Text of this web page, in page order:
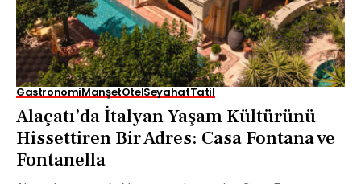
GastronomiManşetOtelSeyahatTatil
Alaçatı’da İtalyan Yaşam Kültürünü
Hissettiren Bir Adres: Casa Fontana ve
Fontanella